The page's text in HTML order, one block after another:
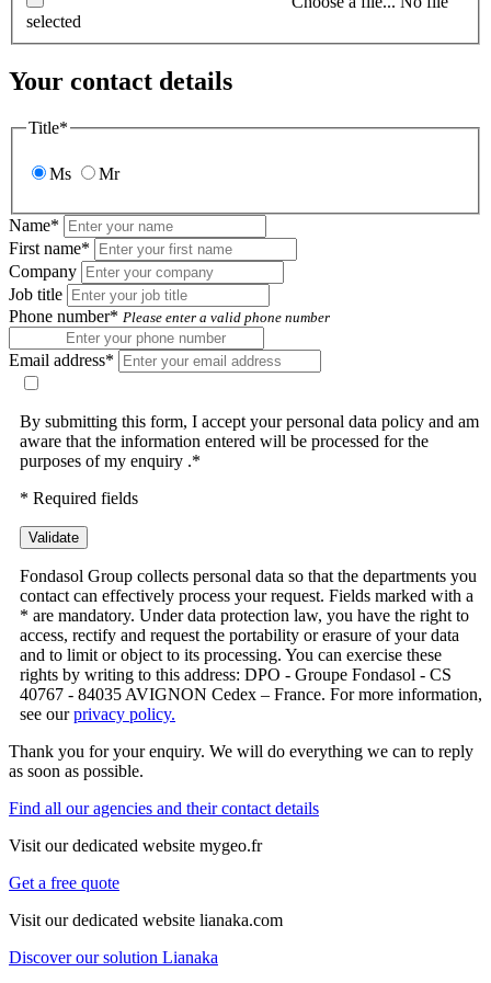
selected
Your contact details
Title*
Ms Mr
Name*
First name*
Company
Job title
Phone number* Please enter a valid phone number
Email address*
By submitting this form, I accept your personal data policy and am
aware that the information entered will be processed for the
purposes of my enquiry .*
* Required fields
Validate
Fondasol Group collects personal data so that the departments you
contact can effectively process your request. Fields marked with a
* are mandatory. Under data protection law, you have the right to
access, rectify and request the portability or erasure of your data
and to limit or object to its processing. You can exercise these
rights by writing to this address: DPO - Groupe Fondasol - CS
40767 - 84035 AVIGNON Cedex – France. For more information,
see ourprivacy policy.
Thank you for your enquiry. We will do everything we can to reply
as soon as possible.
Find all our agencies and their contact details
Visit our dedicated website mygeo.fr
Get a free quote
Visit our dedicated website lianaka.com
Discover our solution Lianaka